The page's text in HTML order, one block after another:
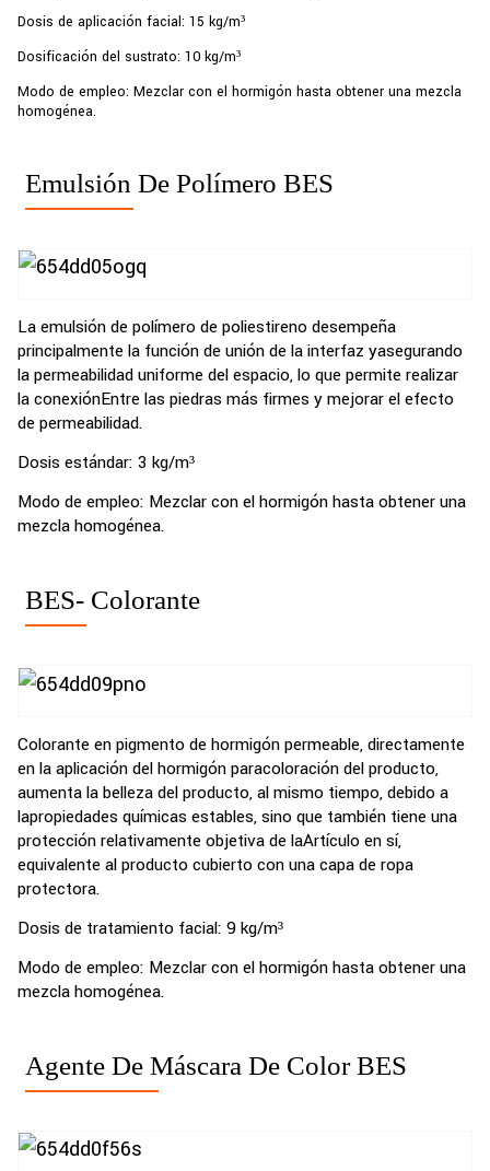
Dosis de aplicación facial: 15 kg/m³
Dosificación del sustrato: 10 kg/m³
Modo de empleo: Mezclar con el hormigón hasta obtener una mezcla
homogénea.
Emulsión De Polímero BES
La emulsión de polímero de poliestireno desempeña
principalmente la función de unión de la interfaz yasegurando
la permeabilidad uniforme del espacio, lo que permite realizar
la conexiónEntre las piedras más firmes y mejorar el efecto
de permeabilidad.
Dosis estándar: 3 kg/m³
Modo de empleo: Mezclar con el hormigón hasta obtener una
mezcla homogénea.
BES- Colorante
Colorante en pigmento de hormigón permeable, directamente
en la aplicación del hormigón paracoloración del producto,
aumenta la belleza del producto, al mismo tiempo, debido a
lapropiedades químicas estables, sino que también tiene una
protección relativamente objetiva de laArtículo en sí,
equivalente al producto cubierto con una capa de ropa
protectora.
Dosis de tratamiento facial: 9 kg/m³
Modo de empleo: Mezclar con el hormigón hasta obtener una
mezcla homogénea.
Agente De Máscara De Color BES